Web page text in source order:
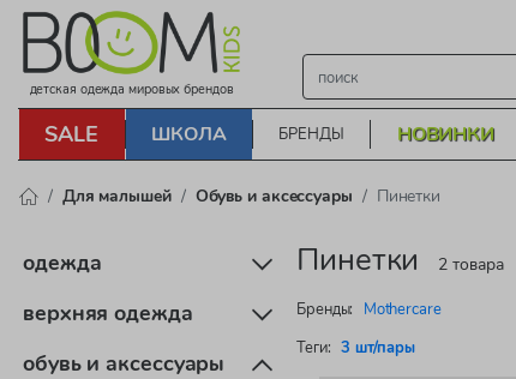
детская одежда мировых брендов
SALE ШКОЛА БРЕНДЫ НОВИНКИ
Для малышей Обувь и аксессуары Пинетки
одежда
верхняя одежда
обувь и аксессуары
Пинетки 2 товара
Бренды:
Mothercare
Теги: 3 шт/пары